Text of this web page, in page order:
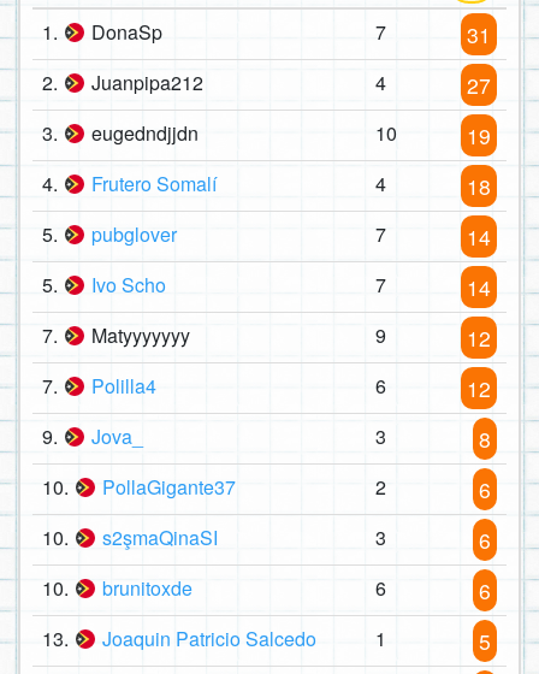
1.
DonaSp 7 31
2. Juanpipa212 4 27
3. eugedndjjdn 10 19
4. Frutero Somalí 4 18
5. pubglover 7 14
5. Ivo Scho 7 14
7. Matyyyyyyy 9 12
7. Polilla4 6 12
9. Jova_ 3 8
10. PollaGigante37 2 6
10. s2şmaQinaSI 3 6
10. brunitoxde 6 6
13. Joaquin Patricio Salcedo 1 5